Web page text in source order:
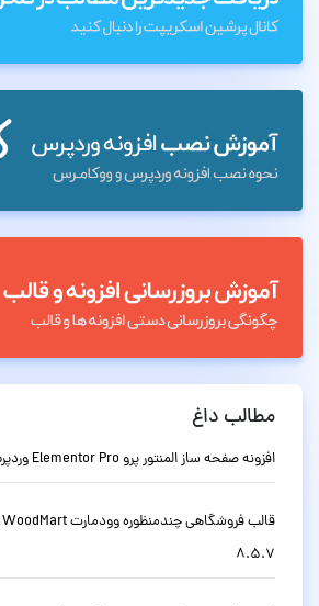
مطالب داغ
افزونه صفحه ساز المنتور پرو Elementor Pro وردپرس نسخه 4.2.1
8.5.7